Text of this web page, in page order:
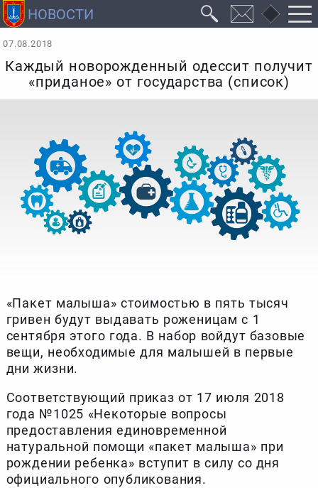
07.08.2018
Каждый новорожденный одессит получит
«приданое» от государства (список)
«Пакет малыша» стоимостью в пять тысяч
гривен будут выдавать роженицам с 1
сентября этого года. В набор войдут базовые
вещи, необходимые для малышей в первые
дни жизни.
Соответствующий приказ от 17 июля 2018
года №1025 «Некоторые вопросы
предоставления единовременной
натуральной помощи «пакет малыша» при
рождении ребенка» вступит в силу со дня
официального опубликования.